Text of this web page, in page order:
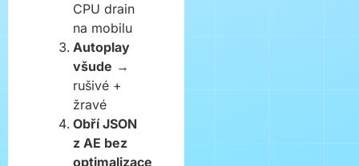
CPU drain
na mobilu
Autoplay
všude →
rušivé +
žravé
Obří JSON
z AE bez
optimalizace